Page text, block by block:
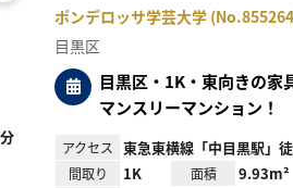
ポンデロッサ学芸大学
目黒区
目黒区・1K・東向きの家
マンスリーマンション！
アクセス 東急東横線「中目黒駅」
間取り 1K 面積 9.93m²